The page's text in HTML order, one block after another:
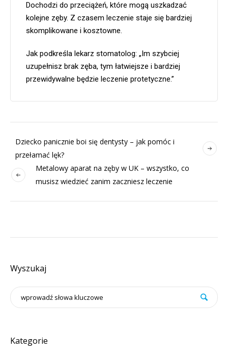
Dochodzi do przeciążeń, które mogą uszkadzać
kolejne zęby. Z czasem leczenie staje się bardziej
skomplikowane i kosztowne.
Jak podkreśla lekarz stomatolog: „Im szybciej
uzupełnisz brak zęba, tym łatwiejsze i bardziej
przewidywalne będzie leczenie protetyczne.”
Dziecko panicznie boi się dentysty – jak pomóc i
przełamać lęk?
Metalowy aparat na zęby w UK – wszystko, co
musisz wiedzieć zanim zaczniesz leczenie
Wyszukaj
Kategorie